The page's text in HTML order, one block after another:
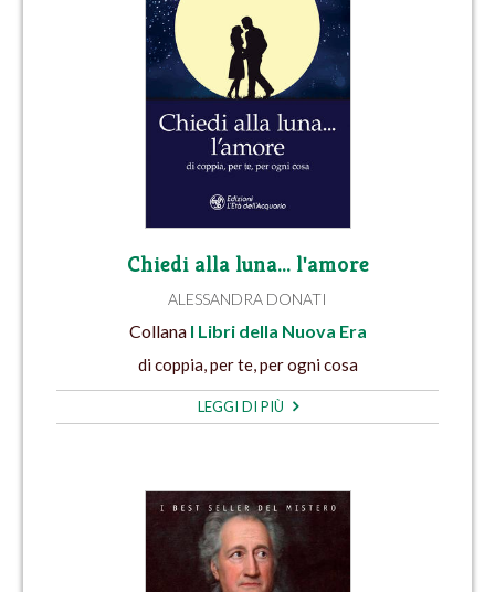
Chiedi alla luna… l'amore
ALESSANDRA DONATI
Collana I Libri della Nuova Era
di coppia, per te, per ogni cosa
LEGGI DI PIÙ